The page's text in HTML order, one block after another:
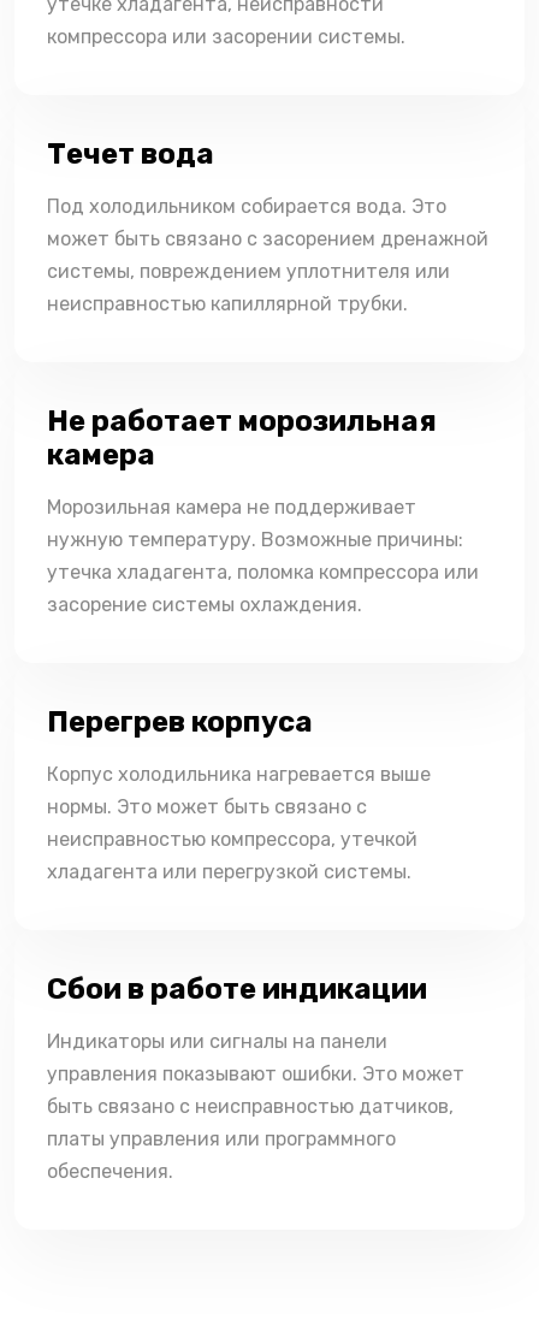
компрессора или засорении системы.
Течет вода
Под холодильником собирается вода. Это
может быть связано с засорением дренажной
системы, повреждением уплотнителя или
неисправностью капиллярной трубки.
Не работает морозильная
камера
Морозильная камера не поддерживает
нужную температуру. Возможные причины:
утечка хладагента, поломка компрессора или
засорение системы охлаждения.
Перегрев корпуса
Корпус холодильника нагревается выше
нормы. Это может быть связано с
неисправностью компрессора, утечкой
хладагента или перегрузкой системы.
Сбои в работе индикации
Индикаторы или сигналы на панели
управления показывают ошибки. Это может
быть связано с неисправностью датчиков,
платы управления или программного
обеспечения.